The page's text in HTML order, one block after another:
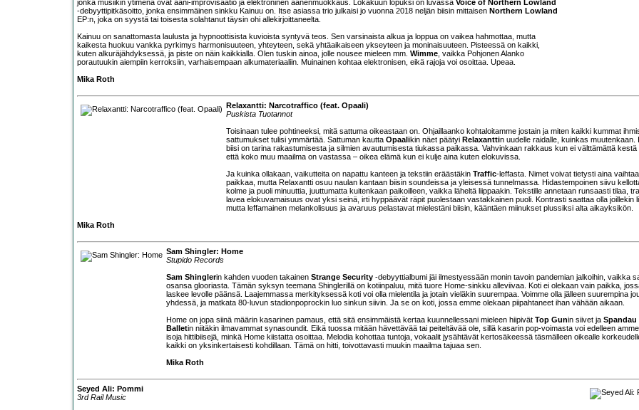
jonka musiikin ytimenä ovat ääni-improvisaatio ja elektroninen äänenmuokkaus. Lokakuun lopuksi on luvassa Voice of Northern Lowland
-debyyttipitkäsoitto, jonka ensimmäinen sinkku Kainuu on. Itse asiassa trio julkaisi jo vuonna 2018 neljän biisin mittaisen Northern Lowland
EP:n, joka on syystä tai toisesta solahtanut täysin ohi allekirjoittaneelta.
Kainuu on sanattomasta laulusta ja hypnoottisista kuvioista syntyvä teos. Sen varsinaista alkua ja loppua on vaikea hahmottaa, mutta
kaikesta huokuu vankka pyrkimys harmonisuuteen, yhteyteen, sekä yhtäaikaiseen ykseyteen ja moninaisuuteen. Pisteessä on kaikki,
kuten alkuräjähdyksessä, ja piste on näin kaikkialla. Olen tuskin ainoa, jolle nousee mieleen mm. Wimme , vaikka Pohjonen Alanko
porautuukin aiempiin kerroksiin, varhaisempaan alkumateriaaliin. Muinainen kohtaa elektronisen, eikä rajoja voi osoittaa. Upeaa.
Mika Roth
Relaxantti: Narcotraffico (feat. Opaali)
Puskista Tuotannot
Toisinaan tulee pohtineeksi, mitä sattuma oikeastaan on. Ohjaillaanko kohtaloitamme jostain ja miten kaikki kummat
sattumukset tulisi ymmärtää. Sattuman kautta Opaalikin näet päätyi Relaxanttin uudelle raidalle, kuinkas muutenkaan.
biisi on tarina rakastumisesta ja silmien avautumisesta tiukassa paikassa. Vahvinkaan rakkaus kun ei välttämättä kestä
että koko muu maailma on vastassa – oikea elämä kun ei kulje aina kuten elokuvissa.
Ja kuinka ollakaan, vaikutteita on napattu kanteen ja tekstiin eräästäkin Traffic-leffasta. Nimet voivat tietysti aina vaihtaa
paikkaa, mutta Relaxantti osuu naulan kantaan biisin soundeissa ja yleisessä tunnelmassa. Hidastempoinen siivu
kolme ja puoli minuuttia, juuttumatta kuitenkaan paikoilleen, vaikka läheltä liippaakin. Tekstille annetaan runsaasti tilaa,
lavea elokuvamaisuus ovat yksi seinä, irti hyppäävät räpit puolestaan vastakkainen puoli. Kontrasti saattaa olla joillekin
mutta leffamainen melankolisuus ja avaruus pelastavat mielestäni biisin, kääntäen miinukset plussiksi alta aikayksikön.
Mika Roth
Sam Shingler: Home
Stupido Records
Sam Shinglerin kahden vuoden takainen Strange Security -debyyttialbumi jäi ilmestyessään monin tavoin pandemian jalkoihin, vaikka
osansa glooriasta. Tämän syksyn teemana Shinglerillä on kotiinpaluu, mitä tuore Home-sinkku alleviivaa. Koti ei olekaan vain paikka,
laskee levolle päänsä. Laajemmassa merkityksessä koti voi olla mielentila ja jotain vieläkin suurempaa. Voimme olla jälleen suurempina
yhdessä, ja matkata 80-luvun stadionpoprockin luo sinkun siivin. Ja se on koti, jossa emme olekaan piipahtaneet ihan vähään aikaan.
Home on jopa siinä määrin kasarinen pamaus, että sitä ensimmäistä kertaa kuunnellessani mieleen hiipivät Top Gunin siivet ja Spandau
Balletin niitäkin ilmavammat synasoundit. Eikä tuossa mitään hävettävää tai peiteltävää ole, sillä kasarin pop-voimasta voi edelleen
isoja hittibiisejä, minkä Home kiistatta osoittaa. Melodia kohottaa tuntoja, vokaalit jysähtävät kertosäkeessä täsmälleen oikealle
kaikki on yksinkertaisesti kohdillaan. Tämä on hitti, toivottavasti muukin maailma tajuaa sen.
Mika Roth
Seyed Ali: Pommi
3rd Rail Music